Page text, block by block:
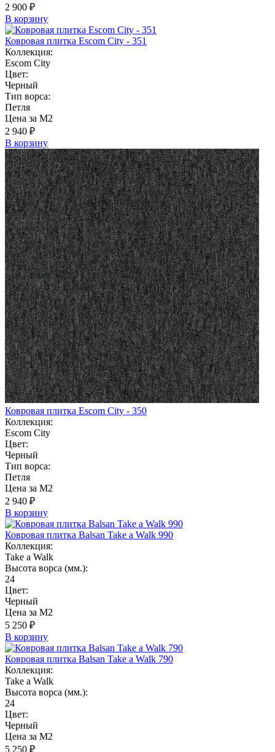
2 900 ₽
В корзину
Ковровая плитка Escom City - 351
Коллекция:
Escom City
Цвет:
Черный
Тип ворса:
Петля
Цена за М2
2 940 ₽
В корзину
Ковровая плитка Escom City - 350
Коллекция:
Escom City
Цвет:
Черный
Тип ворса:
Петля
Цена за М2
2 940 ₽
В корзину
Ковровая плитка Balsan Take a Walk 990
Коллекция:
Take a Walk
Высота ворса (мм.):
24
Цвет:
Черный
Цена за М2
5 250 ₽
В корзину
Ковровая плитка Balsan Take a Walk 790
Коллекция:
Take a Walk
Высота ворса (мм.):
24
Цвет:
Черный
Цена за М2
5 250 ₽